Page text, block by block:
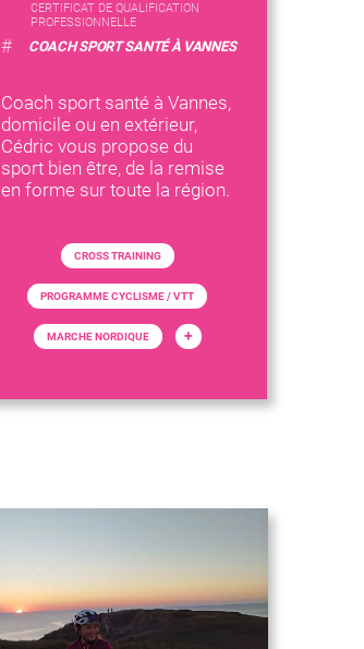
CERTIFICAT DE QUALIFICATION
PROFESSIONNELLE
# COACH SPORT SANTÉ À VANNES
Coach sport santé à Vannes,
domicile ou en extérieur,
Cédric vous propose du
sport bien être, de la remise
en forme sur toute la région.
CROSS TRAINING
PROGRAMME CYCLISME / VTT
MARCHE NORDIQUE +